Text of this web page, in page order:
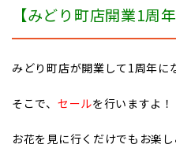
【みどり町店開業1周
みどり町店が開業して1周年に
そこで、 セールを行いますよ！
お花を見に行くだけでもお楽し